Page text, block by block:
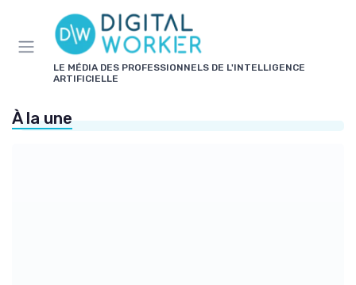
LE MÉDIA DES PROFESSIONNELS DE L'INTELLIGENCE
ARTIFICIELLE
À la une